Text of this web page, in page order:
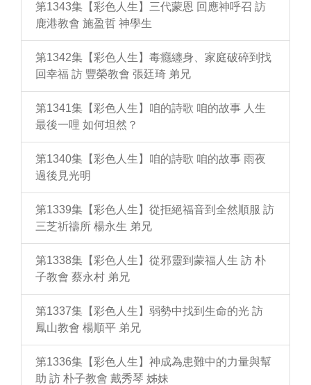
第1343集【彩色人生】三代蒙恩 回應神呼召 訪
鹿港教會 施盈哲 神學生
第1342集【彩色人生】毒癮纏身、家庭破碎到找
回幸福 訪 豐榮教會 張廷琦 弟兄
第1341集【彩色人生】咱的詩歌 咱的故事 人生
最後一哩 如何坦然？
第1340集【彩色人生】咱的詩歌 咱的故事 雨夜
過後見光明
第1339集【彩色人生】從拒絕福音到全然順服 訪
三芝祈禱所 楊永生 弟兄
第1338集【彩色人生】從邪靈到蒙福人生 訪 朴
子教會 蔡永村 弟兄
第1337集【彩色人生】弱勢中找到生命的光 訪
鳳山教會 楊順平 弟兄
第1336集【彩色人生】神成為患難中的力量與幫
助 訪 朴子教會 戴秀琴 姊妹